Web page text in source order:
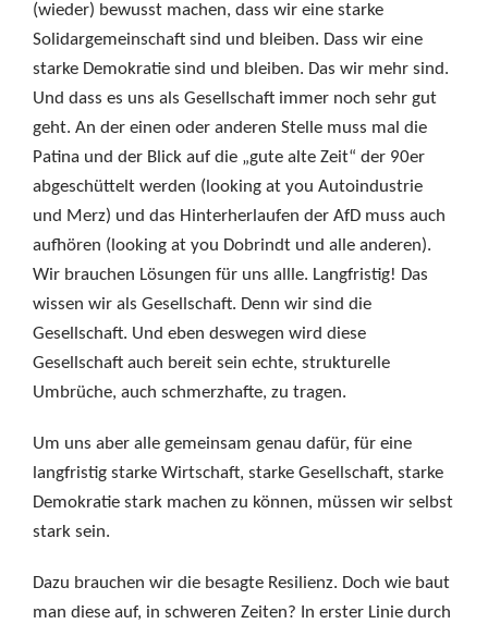
(wieder) bewusst machen, dass wir eine starke
Solidargemeinschaft sind und bleiben. Dass wir eine
starke Demokratie sind und bleiben. Das wir mehr sind.
Und dass es uns als Gesellschaft immer noch sehr gut
geht. An der einen oder anderen Stelle muss mal die
Patina und der Blick auf die „gute alte Zeit“ der 90er
abgeschüttelt werden (looking at you Autoindustrie
und Merz) und das Hinterherlaufen der AfD muss auch
aufhören (looking at you Dobrindt und alle anderen).
Wir brauchen Lösungen für uns allle. Langfristig! Das
wissen wir als Gesellschaft. Denn wir sind die
Gesellschaft. Und eben deswegen wird diese
Gesellschaft auch bereit sein echte, strukturelle
Umbrüche, auch schmerzhafte, zu tragen.
Um uns aber alle gemeinsam genau dafür, für eine
langfristig starke Wirtschaft, starke Gesellschaft, starke
Demokratie stark machen zu können, müssen wir selbst
stark sein.
Dazu brauchen wir die besagte Resilienz. Doch wie baut
man diese auf, in schweren Zeiten? In erster Linie durch